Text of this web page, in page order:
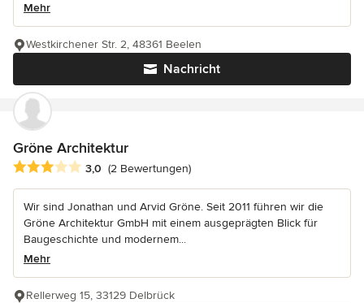
Mehr
Nachricht
Westkirchener Str. 2, 48361 Beelen
Gröne Architektur
Durchschnittliche Bewertung: 3 von 5 Sternen
3,0 (2 Bewertungen)
Wir sind Jonathan und Arvid Gröne. Seit 2011 führen wir die
Gröne Architektur GmbH mit einem ausgeprägten Blick für
Baugeschichte und modernem...
Mehr
Rellerweg 15, 33129 Delbrück